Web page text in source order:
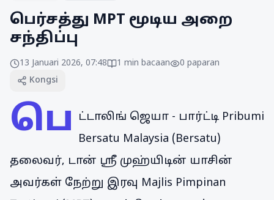
பெர்சத்து MPT மூடிய அறை
சந்திப்பு
13 Januari 2026, 07:48 1 min bacaan 0 paparan
Kongsi
பெ
ட்டாலிங் ஜெயா - பார்ட்டி Pribumi
Bersatu Malaysia (Bersatu)
தலைவர், டான் ஶ்ரீ முஹ்யிடின் யாசின்
அவர்கள் நேற்று இரவு Majlis Pimpinan